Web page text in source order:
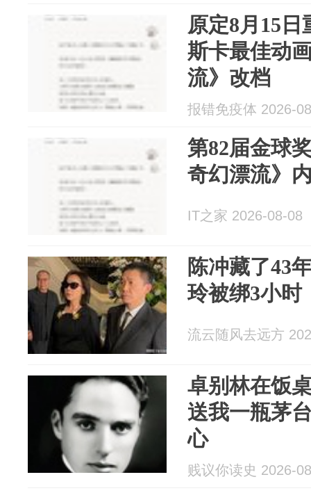
原定8月15
斯卡最佳动
流》改档
报错免疫体 2026-
第82届金球
奇幻漂流》
IT之家 2026-08-08
陈冲藏了43
玲被绑3小时
流云随风去远方
卓别林在饭
送我一瓶茅
心
贱议你读史 2026-